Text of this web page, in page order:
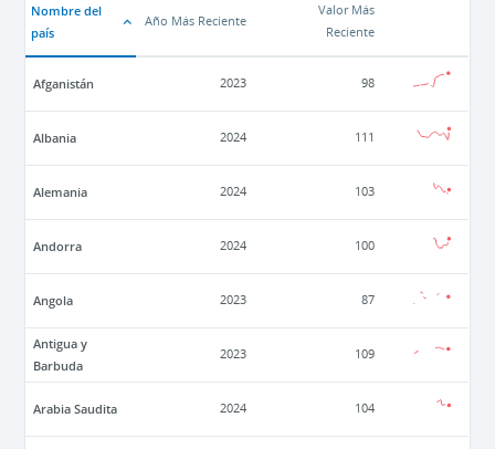
Nombre del
país
Año Más Reciente
Valor Más
Reciente
Afganistán 2023 98
Albania 2024 111
Alemania 2024 103
Andorra 2024 100
Angola 2023 87
Antigua y
Barbuda
2023 109
Arabia Saudita 2024 104